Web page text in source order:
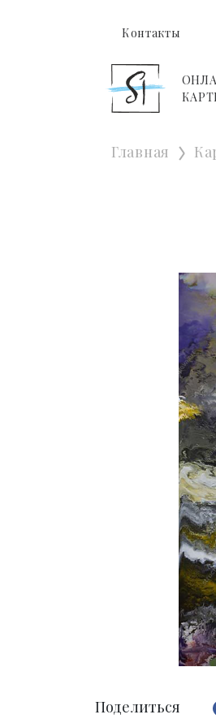
Контакты
Главная
Поделиться